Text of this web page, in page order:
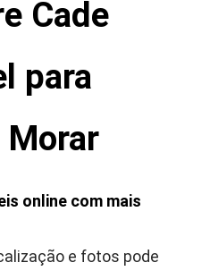
Cade
para
online com mais
e fotos pode